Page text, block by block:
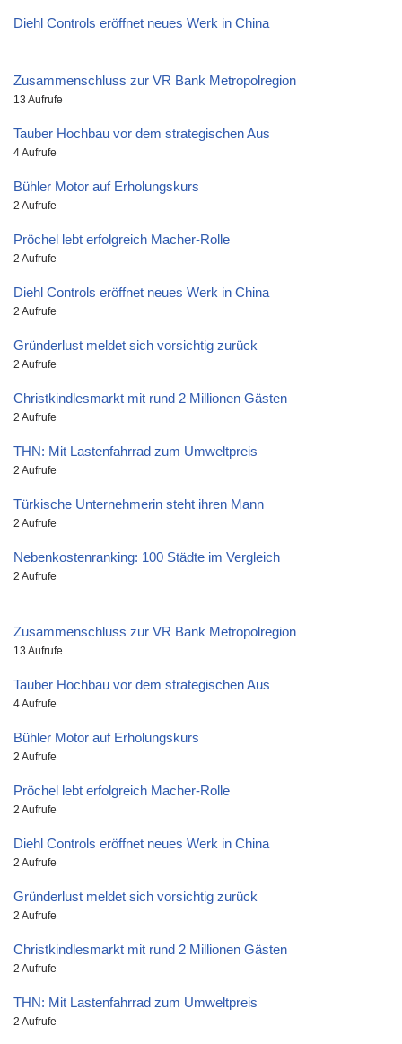
Diehl Controls eröffnet neues Werk in China
Zusammenschluss zur VR Bank Metropolregion
13 Aufrufe
Tauber Hochbau vor dem strategischen Aus
4 Aufrufe
Bühler Motor auf Erholungskurs
2 Aufrufe
Pröchel lebt erfolgreich Macher-Rolle
2 Aufrufe
Diehl Controls eröffnet neues Werk in China
2 Aufrufe
Gründerlust meldet sich vorsichtig zurück
2 Aufrufe
Christkindlesmarkt mit rund 2 Millionen Gästen
2 Aufrufe
THN: Mit Lastenfahrrad zum Umweltpreis
2 Aufrufe
Türkische Unternehmerin steht ihren Mann
2 Aufrufe
Nebenkostenranking: 100 Städte im Vergleich
2 Aufrufe
Zusammenschluss zur VR Bank Metropolregion
13 Aufrufe
Tauber Hochbau vor dem strategischen Aus
4 Aufrufe
Bühler Motor auf Erholungskurs
2 Aufrufe
Pröchel lebt erfolgreich Macher-Rolle
2 Aufrufe
Diehl Controls eröffnet neues Werk in China
2 Aufrufe
Gründerlust meldet sich vorsichtig zurück
2 Aufrufe
Christkindlesmarkt mit rund 2 Millionen Gästen
2 Aufrufe
THN: Mit Lastenfahrrad zum Umweltpreis
2 Aufrufe